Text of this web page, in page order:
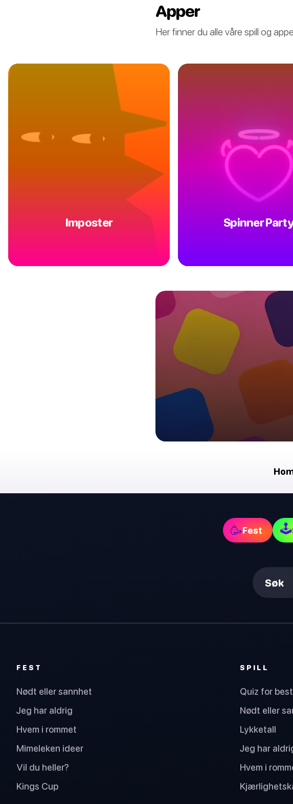
Apper
Her finner du alle våre spill og
Imposter Spinner
🥳Fest 🕹
Søk
FEST
Nødt eller sannhet
Jeg har aldrig
Hvem i rommet
Mimeleken ideer
Vil du heller?
Kings Cup
SPILL
Quiz for
Nødt eller
Lykketall
Jeg har
Hvem i